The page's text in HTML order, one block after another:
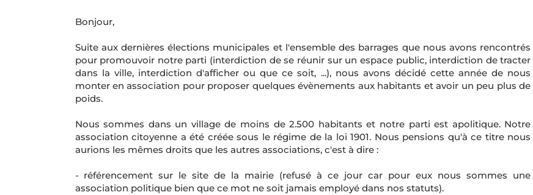
Bonjour,
Suite aux dernières élections municipales et l'ensemble des barrages que nous avons rencontrés
pour promouvoir notre parti (interdiction de se réunir sur un espace public, interdiction de tracter
dans la ville, interdiction d'afficher ou que ce soit, ...), nous avons décidé cette année de nous
monter en association pour proposer quelques évènements aux habitants et avoir un peu plus de
poids.
Nous sommes dans un village de moins de 2.500 habitants et notre parti est apolitique. Notre
association citoyenne a été créée sous le régime de la loi 1901. Nous pensions qu'à ce titre nous
aurions les mêmes droits que les autres associations, c'est à dire :
- référencement sur le site de la mairie (refusé à ce jour car pour eux nous sommes une
association politique bien que ce mot ne soit jamais employé dans nos statuts).